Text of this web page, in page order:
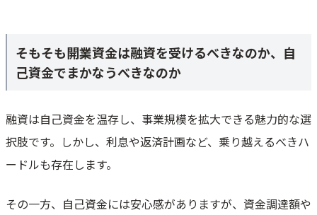
開業資金に関する悩みがあるなら、フランチャイズへの加盟も考えよう
そもそも開業資金は融資を受けるべきなのか、自
己資金でまかなうべきなのか
融資は自己資金を温存し、事業規模を拡大できる魅力的な選
択肢です。しかし、利息や返済計画など、乗り越えるべきハ
ードルも存在します。
その一方、自己資金には安心感がありますが、資金調達額や